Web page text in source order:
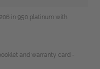
in 950 platinum with
and warranty card -